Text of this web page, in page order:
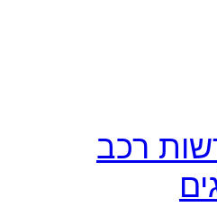
רכב